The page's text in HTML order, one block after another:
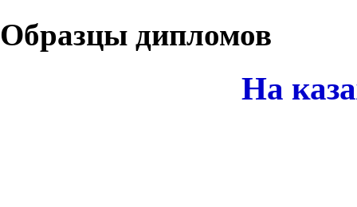
Образцы дипломов
На